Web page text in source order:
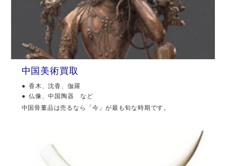
中国美術買取
香木、沈香、伽羅
仏像、中国陶器 など
中国骨董品は売るなら「今」が最も旬な時期です。